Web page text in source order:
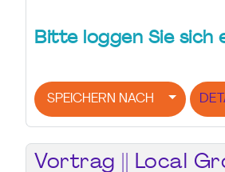
Bitte loggen Sie sich
SPEICHERN NACH
Vortrag || Local